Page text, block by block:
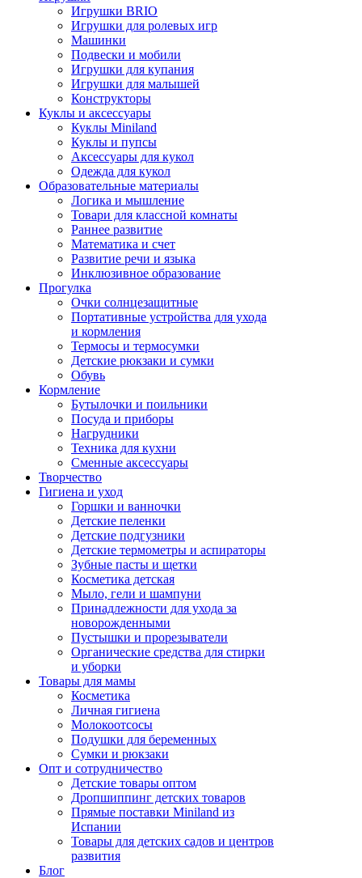
Игрушки BRIO
Игрушки для ролевых игр
Машинки
Подвески и мобили
Игрушки для купания
Игрушки для малышей
Конструкторы
Куклы и аксессуары
Куклы Miniland
Куклы и пупсы
Аксессуары для кукол
Одежда для кукол
Образовательные материалы
Логика и мышление
Товари для классной комнаты
Раннее развитие
Математика и счет
Развитие речи и языка
Инклюзивное образование
Прогулка
Очки солнцезащитные
Портативные устройства для ухода
и кормления
Термосы и термосумки
Детские рюкзаки и сумки
Обувь
Кормление
Бутылочки и поильники
Посуда и приборы
Нагрудники
Техника для кухни
Сменные аксессуары
Творчество
Гигиена и уход
Горшки и ванночки
Детские пеленки
Детские подгузники
Детские термометры и аспираторы
Зубные пасты и щетки
Косметика детская
Мыло, гели и шампуни
Принадлежности для ухода за
новорожденными
Пустышки и прорезыватели
Органические средства для стирки
и уборки
Товары для мамы
Косметика
Личная гигиена
Молокоотсосы
Подушки для беременных
Сумки и рюкзаки
Опт и сотрудничество
Детские товары оптом
Дропшиппинг детских товаров
Прямые поставки Miniland из
Испании
Товары для детских садов и центров
развития
Блог